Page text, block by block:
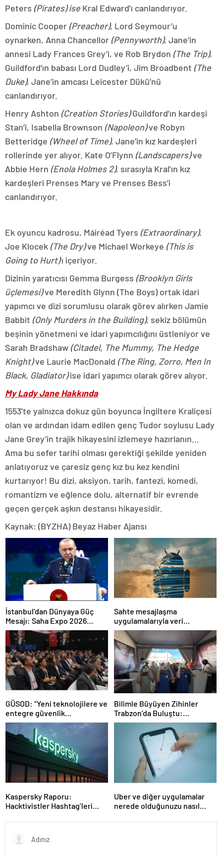
Peters (Pirates) ise Kral Edward’ı canlandırıyor.
Dominic Cooper (Preacher), Lord Seymour’u
oynarken, Anna Chancellor (Pennyworth), Jane’in
annesi Lady Frances Grey’i, ve Rob Brydon (The Trip),
Guildford’ın babası Lord Dudley’i, Jim Broadbent (The
Duke), Jane’in amcası Leicester Dükü’nü
canlandırıyor.
Henry Ashton (Creation Stories)Guildford’ın kardeşi
Stan’i, Isabella Brownson (Napoleon)ve Robyn
Betteridge (Wheel of Time), Jane’in kız kardeşleri
rollerinde yer alıyor. Kate O’Flynn (Landscapers)ve
Abbie Hern (Enola Holmes 2), sırasıyla Kral’ın kız
kardeşleri Prenses Mary ve Prenses Bess’i
canlandırıyor.
Ek oyuncu kadrosu, Máiréad Tyers (Extraordinary),
Joe Klocek (The Dry)ve Michael Workeye (This is
Going to Hurt)‘ı içeriyor.
Dizinin yaratıcısı Gemma Burgess (Brooklyn Girls
üçlemesi)ve Meredith Glynn (The Boys) ortak idari
yapımcı ve dizi sorumlusu olarak görev alırken Jamie
Babbit (Only Murders in the Building), sekiz bölümün
beşinin yönetmeni ve idari yapımcılığını üstleniyor ve
Sarah Bradshaw (Citadel, The Mummy, The Hedge
Knight)ve Laurie MacDonald (The Ring, Zorro, Men In
Black, Gladiator)ise idari yapımcı olarak görev alıyor.
My Lady Jane Hakkında
1553’te yalnızca dokuz gün boyunca İngiltere Kraliçesi
olan ve ardından idam edilen genç Tudor soylusu Lady
Jane Grey’in trajik hikayesini izlemeye hazırlanın…
Ama bu sefer tarihi olması gerektiği şekilde yeniden
anlatıyoruz ve çaresiz genç kız bu kez kendini
kurtarıyor! Bu dizi, aksiyon, tarih, fantezi, komedi,
romantizm ve eğlence dolu, alternatif bir evrende
geçen gerçek aşkın destansı hikayesidir.
Kaynak: (BYZHA) Beyaz Haber Ajansı
İstanbul’dan Dünyaya Güç
Mesajı: Saha Expo 2026
Rekorlarla Kapılarını Kapattı
Sahte mesajlaşma
uygulamalarıyla veri
sızdırıyorlar- Haber Şafak
GÜSOD: “Yeni teknolojilere ve
entegre güvenlik
sistemlerine önem artacak”-
Haber Şafak
Bilimle Büyüyen Zihinler
Trabzon’da Buluştu:
STEAMFEST’te Bilim Rüzgârı
Esti!- Haber Şafak
Kaspersky Raporu:
Hacktivistler Hashtag’leri
Kullanıyor, 2025’te
Saldırılarda DDoS Öne
Çıkıyor- Haber Şafak
Uber ve diğer uygulamalar
nerede olduğunuzu nasıl